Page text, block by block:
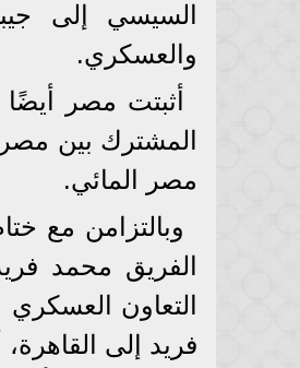
السيسي إلى
والعسكري.
أثبتت مصر
المشترك بين
مصر المائي.
وبالتزامن مع
الفريق محمد
التعاون
فريد إلى